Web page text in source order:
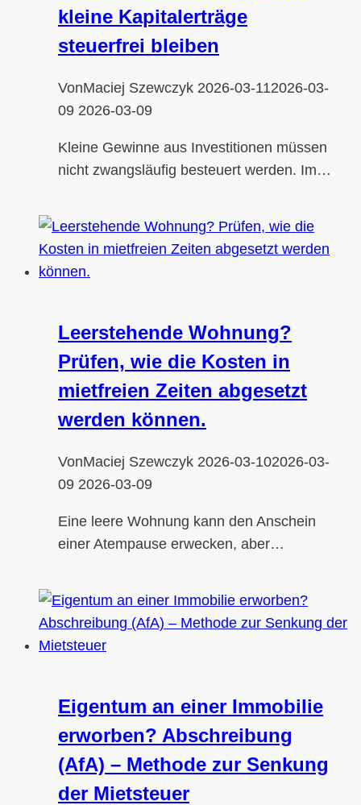
kleine Kapitalerträge
steuerfrei bleiben
VonMaciej Szewczyk 2026-03-112026-03-
09 2026-03-09
Kleine Gewinne aus Investitionen müssen
nicht zwangsläufig besteuert werden. Im…
Leerstehende Wohnung?
Prüfen, wie die Kosten in
mietfreien Zeiten abgesetzt
werden können.
VonMaciej Szewczyk 2026-03-102026-03-
09 2026-03-09
Eine leere Wohnung kann den Anschein
einer Atempause erwecken, aber…
Eigentum an einer Immobilie
erworben? Abschreibung
(AfA) – Methode zur Senkung
der Mietsteuer